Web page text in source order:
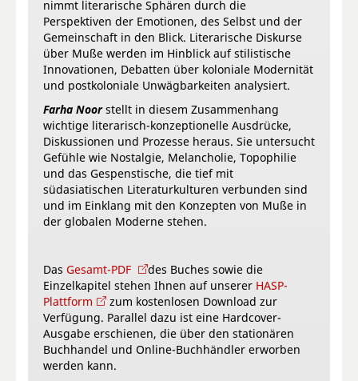
nimmt literarische Sphären durch die
Perspektiven der Emotionen, des Selbst und der
Gemeinschaft in den Blick. Literarische Diskurse
über Muße werden im Hinblick auf stilistische
Innovationen, Debatten über koloniale Modernität
und postkoloniale Unwägbarkeiten analysiert.
Farha Noorstellt in diesem Zusammenhang
wichtige literarisch-konzeptionelle Ausdrücke,
Diskussionen und Prozesse heraus. Sie untersucht
Gefühle wie Nostalgie, Melancholie, Topophilie
und das Gespenstische, die tief mit
südasiatischen Literaturkulturen verbunden sind
und im Einklang mit den Konzepten von Muße in
der globalen Moderne stehen.
Das Gesamt-PDF
des Buches sowie die
Einzelkapitel stehen Ihnen auf unserer HASP-
Plattform
zum kostenlosen Download zur
Verfügung. Parallel dazu ist eine Hardcover-
Ausgabe erschienen, die über den stationären
Buchhandel und Online-Buchhändler erworben
werden kann.